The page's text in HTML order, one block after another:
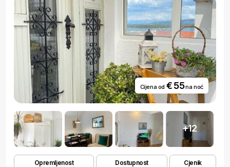
Cijena od € 55na noć
+12
Opremljenost Dostupnost Cjenik